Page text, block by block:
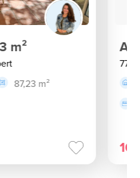
m²
87,23 m²